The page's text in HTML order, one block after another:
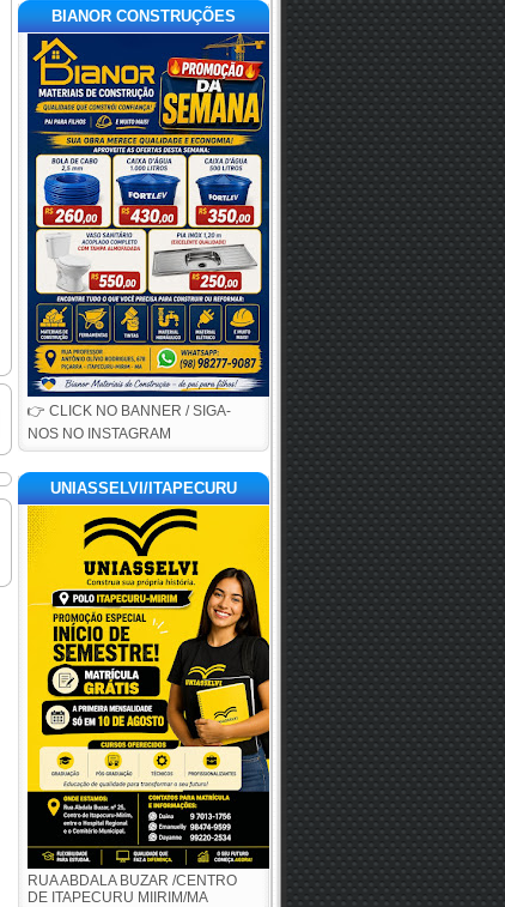
BIANOR CONSTRUÇÕES
👉 CLICK NO BANNER / SIGA-
NOS NO INSTAGRAM
UNIASSELVI/ITAPECURU
RUA ABDALA BUZAR /CENTRO
DE ITAPECURU MIIRIM/MA